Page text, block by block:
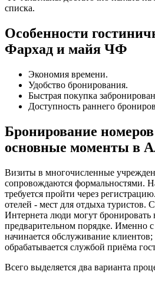
списка.
Особенности
Фархад и майя ЧФ
Экономия времени.
Удобство бронирования.
Быстрая покупка
Доступность раннего
Бронирование
основные моменты в
Визиты в многочисленные
сопровождаются формальностями.
требуется пройти через
отелей - мест для отдыха туристов.
Интернета люди могут
предварительном порядке. Именно с
начинается обслуживание клиентов;
обрабатывается службой приёма
Всего выделяется два варианта